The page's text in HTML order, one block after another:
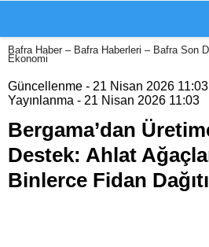
Bafra Haber – Bafra Haberleri – Bafra Son
Ekonomi
Güncellenme - 21 Nisan 2026 11:03
Yayınlanma - 21 Nisan 2026 11:03
Bergama’dan
Destek: Ahlat
Binlerce Fidan